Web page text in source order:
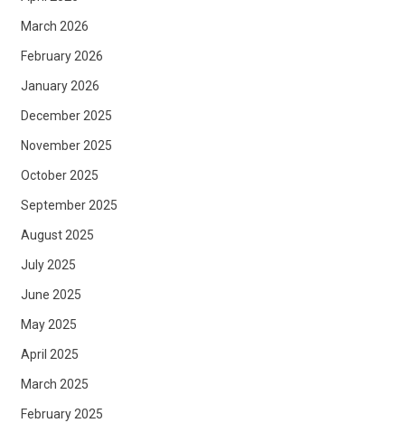
March 2026
February 2026
January 2026
December 2025
November 2025
October 2025
September 2025
August 2025
July 2025
June 2025
May 2025
April 2025
March 2025
February 2025